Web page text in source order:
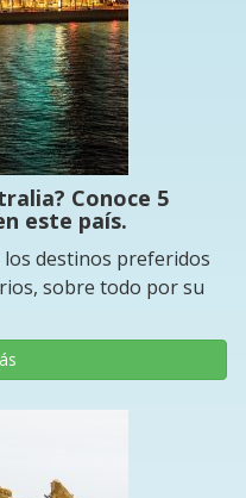
Conoce 5
este país.
destinos preferidos
sobre todo por su